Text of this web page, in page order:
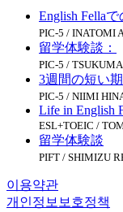
English Fellaで
PIC-5 / INATOMI
留学体験談：
PIC-5 /
3週間の短い
PIC-5 / NIIMI
Life in English
ESL+TOEIC /
留学体験談
PIFT / SHIMIZU
이용약관
개인정보보호정책